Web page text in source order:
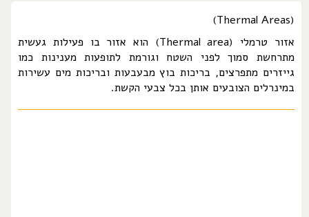
(Thermal Areas)
אזור טרמלי (Thermal area) הוא אזור בו פעילות געשית
מתרחשת סמוך לפני השטח וגורמת לתופעות מענינות כמו
גייזרים מתפרצים, בריכות בוץ מבעבעות ובריכות מים עשירות
במינרלים הצובעים אותן בכל צבעי הקשת.